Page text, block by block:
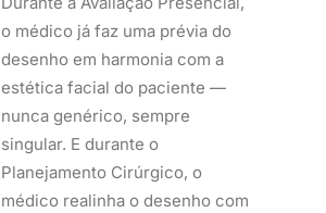
o médico já faz uma prévia do
desenho em harmonia com a
estética facial do paciente —
nunca genérico, sempre
singular. E durante o
Planejamento Cirúrgico, o
médico realinha o desenho com